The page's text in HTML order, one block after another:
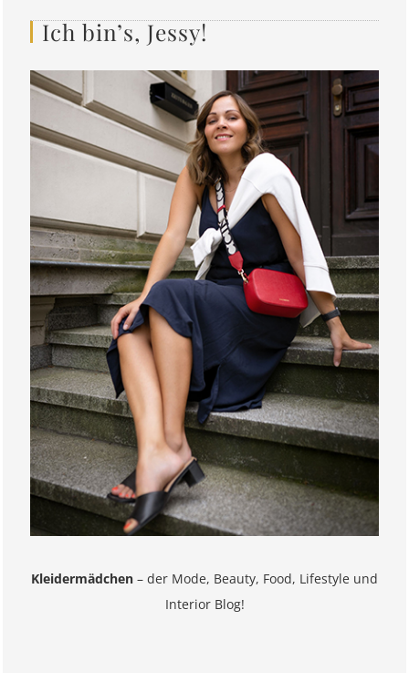
Ich bin’s, Jessy!
Kleidermädchen – der Mode, Beauty, Food, Lifestyle und
Interior Blog!